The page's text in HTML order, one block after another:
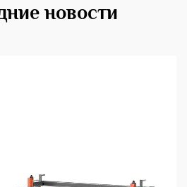
новости